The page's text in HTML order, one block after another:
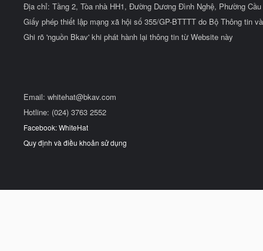
Địa chỉ: Tầng 2, Tòa nhà HH1, Đường Dương Đình Nghệ, Phường
Giấy phép thiết lập mạng xã hội số 355/GP-BTTTT do Bộ Thông tin
Ghi rõ 'nguồn Bkav' khi phát hành lại thông tin từ Website này
Email: whitehat@bkav.com
Hotline: (024) 3763 2552
Facebook: WhiteHat
Quy định và điều khoản sử dụng